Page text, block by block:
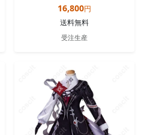
16,800円
送料無料
受注生産